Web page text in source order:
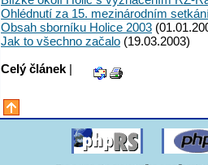
Ohlédnutí za 15. mezinárodním
Obsah sborníku Holice 2003
Jak to všechno začalo (19.03.2003)
Celý článek |